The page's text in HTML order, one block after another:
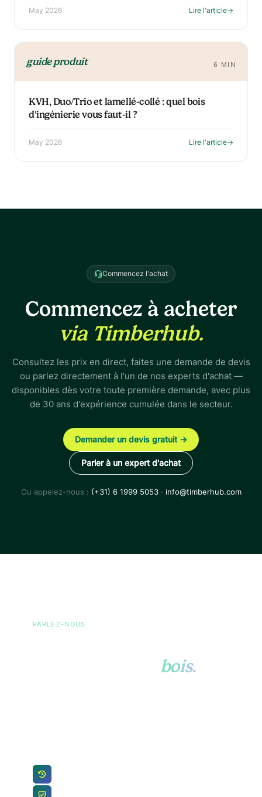
May 2026 Lire l'article→
guide produit 6 MIN
KVH, Duo/Trio et lamellé-collé : quel bois
d'ingénierie vous faut-il ?
May 2026 Lire l'article→
Commencez l'achat
Commencez à acheter
via Timberhub.
Consultez les prix en direct, faites une demande de devis
ou parlez directement à l'un de nos experts d'achat —
disponibles dès votre toute première demande, avec plus
de 30 ans d'expérience cumulée dans le secteur.
Demander un devis gratuit→
Parler à un expert d'achat
Ou appelez-nous : (+31) 6 1999 5053· info@timberhub.com
PARLEZ-NOUS
bois.